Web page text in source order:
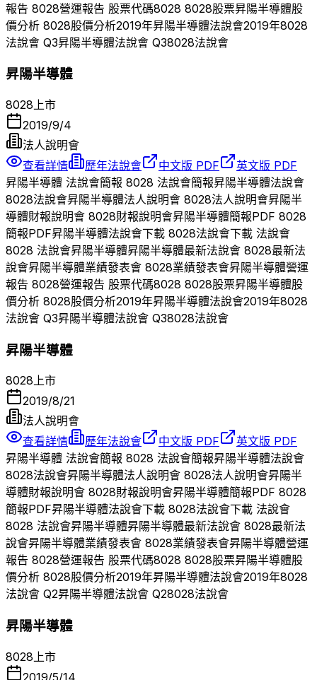
報告 8028營運報告 股票代碼8028 8028股票昇陽半導體股
價分析 8028股價分析2019年昇陽半導體法說會2019年8028
法說會 Q3昇陽半導體法說會 Q38028法說會
昇陽半導體
8028 上市
2019/9/4
法人說明會
查看詳情
歷年法說會 中文版 PDF
英文版 PDF
昇陽半導體 法說會簡報 8028 法說會簡報昇陽半導體法說會
8028法說會昇陽半導體法人說明會 8028法人說明會昇陽半
導體財報說明會 8028財報說明會昇陽半導體簡報PDF 8028
簡報PDF昇陽半導體法說會下載 8028法說會下載 法說會
8028 法說會昇陽半導體昇陽半導體最新法說會 8028最新法
說會昇陽半導體業績發表會 8028業績發表會昇陽半導體營運
報告 8028營運報告 股票代碼8028 8028股票昇陽半導體股
價分析 8028股價分析2019年昇陽半導體法說會2019年8028
法說會 Q3昇陽半導體法說會 Q38028法說會
昇陽半導體
8028上市
2019/8/21
法人說明會
查看詳情
歷年法說會 中文版 PDF
英文版 PDF
昇陽半導體 法說會簡報 8028 法說會簡報昇陽半導體法說會
8028法說會昇陽半導體法人說明會 8028法人說明會昇陽半
導體財報說明會 8028財報說明會昇陽半導體簡報PDF 8028
簡報PDF昇陽半導體法說會下載 8028法說會下載 法說會
8028 法說會昇陽半導體昇陽半導體最新法說會 8028最新法
說會昇陽半導體業績發表會 8028業績發表會昇陽半導體營運
報告 8028營運報告 股票代碼8028 8028股票昇陽半導體股
價分析 8028股價分析2019年昇陽半導體法說會2019年8028
法說會 Q2昇陽半導體法說會 Q28028法說會
昇陽半導體
8028 上市
2019/5/14